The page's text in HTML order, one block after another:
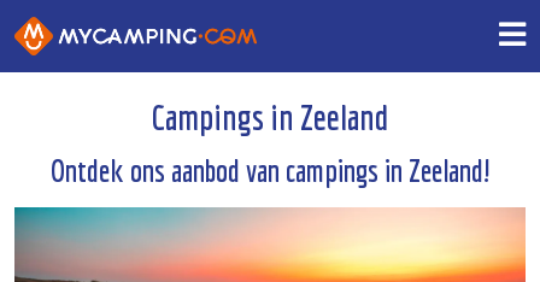
Campings in Zeeland
Ontdek ons aanbod van campings in Zeeland!